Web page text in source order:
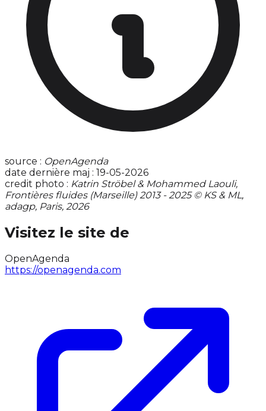
source : OpenAgenda
date dernière maj : 19-05-2026
credit photo : Katrin Ströbel & Mohammed Laouli,
Frontières fluides (Marseille) 2013 - 2025 © KS & ML,
adagp, Paris, 2026
Visitez le site de
OpenAgenda
https://openagenda.com